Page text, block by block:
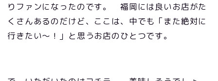
りファンになったのです。 福岡には良いお店がた
くさんあるのだけど、ここは、中でも「また絶対に
行きたい～！」と思うお店のひとつです。